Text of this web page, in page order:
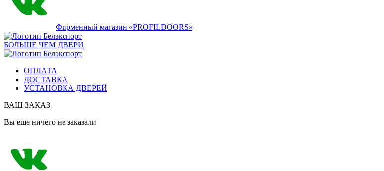
Фирменный магазин «PROFILDOORS»
БОЛЬШЕ ЧЕМ ДВЕРИ
ОПЛАТА
ДОСТАВКА
УСТАНОВКА ДВЕРЕЙ
ВАШ ЗАКАЗ
Вы еще ничего не заказали